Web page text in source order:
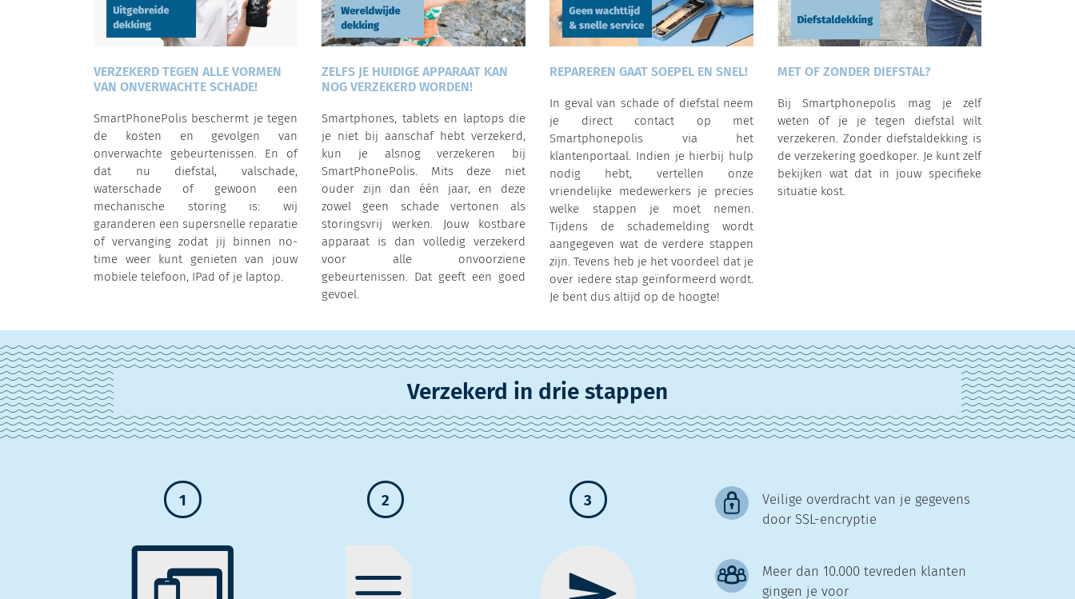
VERZEKERD TEGEN ALLE VORMEN
VAN ONVERWACHTE SCHADE!
SmartPhonePolis beschermt je tegen
de kosten en gevolgen van
onverwachte gebeurtenissen. En of
dat nu diefstal, valschade,
waterschade of gewoon een
mechanische storing is: wij
garanderen een supersnelle reparatie
of vervanging zodat jij binnen no-
time weer kunt genieten van jouw
mobiele telefoon, IPad of je laptop.
ZELFS JE HUIDIGE APPARAAT KAN
NOG VERZEKERD WORDEN!
Smartphones, tablets en laptops die
je niet bij aanschaf hebt verzekerd,
kun je alsnog verzekeren bij
SmartPhonePolis. Mits deze niet
ouder zijn dan één jaar, en deze
zowel geen schade vertonen als
storingsvrij werken. Jouw kostbare
apparaat is dan volledig verzekerd
voor alle onvoorziene
gebeurtenissen. Dat geeft een goed
gevoel.
REPAREREN GAAT SOEPEL EN SNEL!
In geval van schade of diefstal neem
je direct contact op met
Smartphonepolis via het
klantenportaal. Indien je hierbij hulp
nodig hebt, vertellen onze
vriendelijke medewerkers je precies
welke stappen je moet nemen.
Tijdens de schademelding wordt
aangegeven wat de verdere stappen
zijn. Tevens heb je het voordeel dat je
over iedere stap geïnformeerd wordt.
Je bent dus altijd op de hoogte!
MET OF ZONDER DIEFSTAL?
Bij Smartphonepolis mag je zelf
weten of je je tegen diefstal wilt
verzekeren. Zonder diefstaldekking is
de verzekering goedkoper. Je kunt zelf
bekijken wat dat in jouw specifieke
situatie kost.
Verzekerd in drie stappen
1 2 3
Veilige overdracht van je gegevens
door SSL-encryptie
Meer dan 10.000 tevreden klanten
gingen je voor